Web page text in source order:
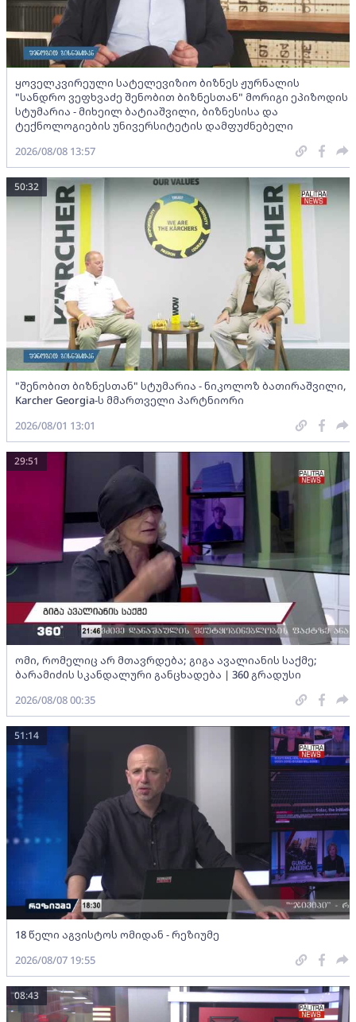
ყოველკვირეული სატელევიზიო ბიზნეს ჟურნალის
"სანდრო ვეფხვაძე შენობით ბიზნესთან" მორიგი ეპიზოდის
სტუმარია - მიხეილ ბატიაშვილი, ბიზნესისა და
ტექნოლოგიების უნივერსიტეტის დამფუძნებელი
2026/08/08 13:57
"შენობით ბიზნესთან" სტუმარია - ნიკოლოზ ბათირაშვილი,
Karcher Georgia-ს მმართველი პარტნიორი
50:32
2026/08/01 13:01
ომი, რომელიც არ მთავრდება; გიგა ავალიანის საქმე;
ბარამიძის სკანდალური განცხადება | 360 გრადუსი
29:51
2026/08/08 00:35
18 წელი აგვისტოს ომიდან - რეზიუმე
51:14
2026/08/07 19:55
08:43